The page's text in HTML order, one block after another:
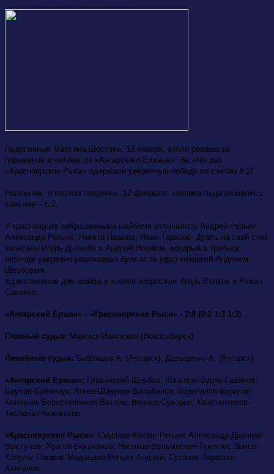
Подопечные Максима Шостова, 13 января, взяли реванш за
поражение в четверг от «Ангарского Ермака». На этот раз
«Красноярские Рыси» одержали уверенную победу со счетом 8:2!
Напомним, в первом поединке, 12 февраля, хозяева льда оказались
сильнее – 5:2.
У красноярцев заброшенными шайбами отличились Андрей Репьях,
Александр Репьях, Никита Пашков, Иван Тарасов. Дубль на свой счет
записали Игорь Дьячков и Андрей Новиков, который в третьем
периоде уверенно реализовал буллит за удар клюшкой Андреем
Щербовым.
Единственные две шайбы у хозяев забросили Игорь Волков и Роман
Савинов.
«Ангарский Ермак» - «Красноярские Рыси» - 2:8 (0:2 1:3 1:3)
Главный судья: Максим Максимов (Новосибирск)
Линейные судьи: Бобришов А. (Ангарск), Давыденко А. (Ангарск)
«Ангарский Ермак»: Главинский-Щербов; Жвачкин-Буряк-Савинов;
Брусов-Бабинчук; Агеев-Шикунов-Балабанов; Корепанов-Баранов;
Колетник-Берестенников-Ватлин; Волков-Суворов; Константинов-
Тесленко-Акжигитов.
«Красноярские Рыси»: Смирнов-Косов; Репьях Александр-Дьячков-
Выступов; Храпак-Богочанов; Новиков-Вельмискин-Тумигин; Зыков-
Капула; Пашков-Медведев-Репьях Андрей; Суханов-Тарасов-
Ачигечев.